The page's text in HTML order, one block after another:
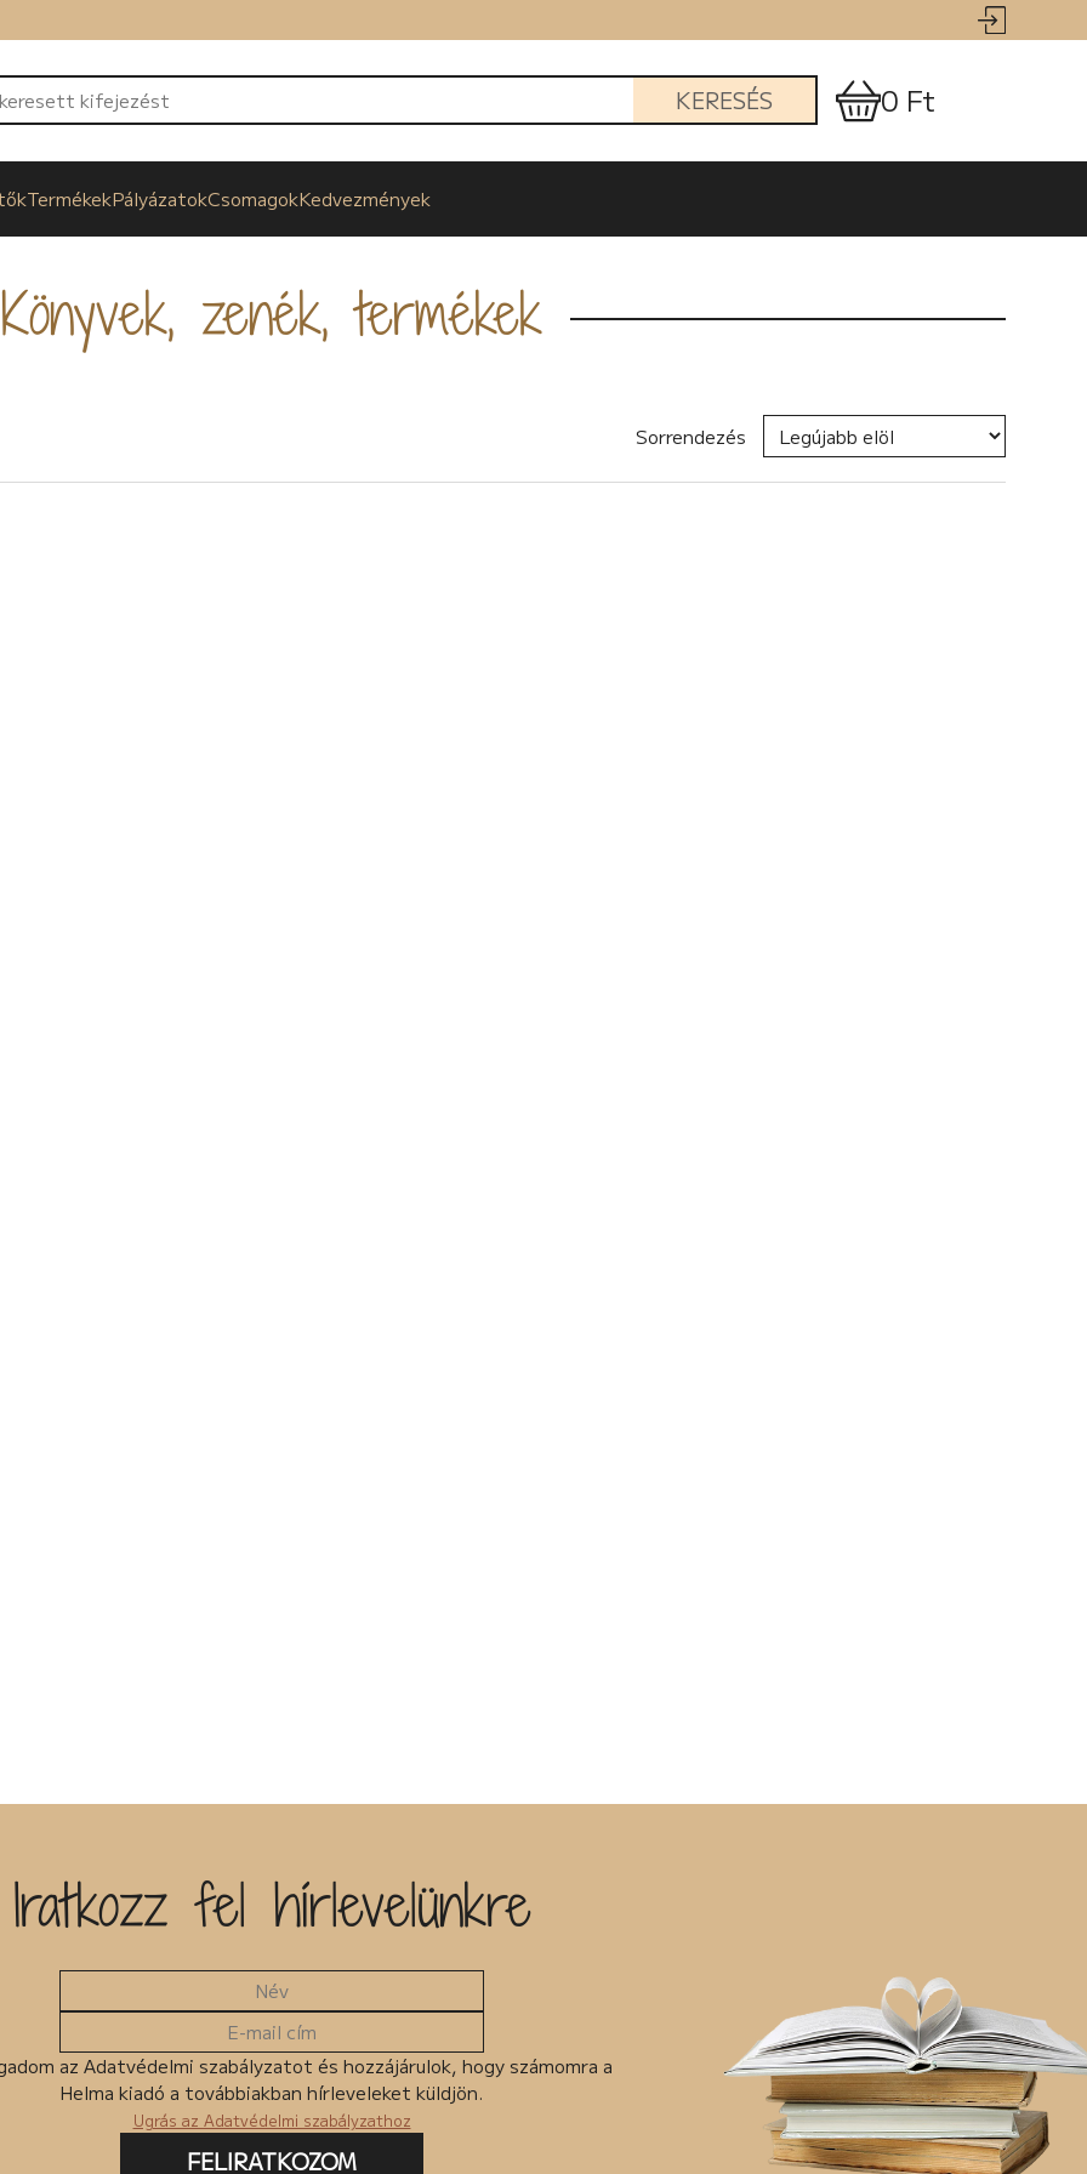
KERESÉS 0 Ft
TermékekPályázatokCsomagokKedvezmények
Könyvek, zenék, termékek
Sorrendezés
Iratkozz fel hírlevelünkre
az Adatvédelmi szabályzatot és hozzájárulok, hogy számomra a
Helma kiadó a továbbiakban hírleveleket küldjön.
Ugrás az Adatvédelmi szabályzathoz
FELIRATKOZOM